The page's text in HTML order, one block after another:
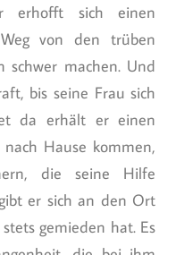
erhofft sich einen
von den trüben
schwer machen. Und
bis seine Frau sich
da erhält er einen
Hause kommen,
die seine Hilfe
er sich an den Ort
gemieden hat. Es